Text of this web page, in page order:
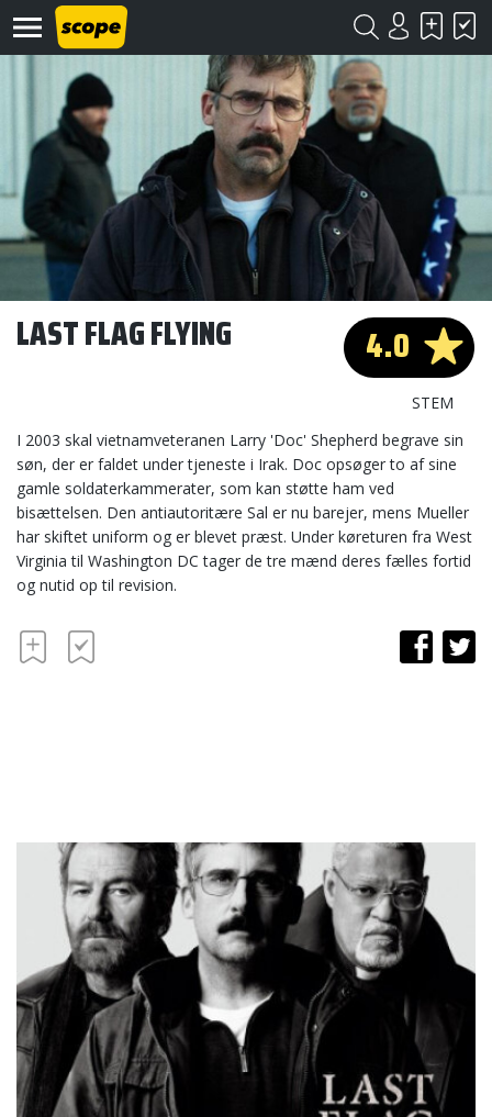
Scope
4.0
STEM
LAST FLAG FLYING
I 2003 skal vietnamveteranen Larry 'Doc' Shepherd begrave sin
søn, der er faldet under tjeneste i Irak. Doc opsøger to af sine
gamle soldaterkammerater, som kan støtte ham ved
bisættelsen. Den antiautoritære Sal er nu barejer, mens Mueller
har skiftet uniform og er blevet præst. Under køreturen fra West
Virginia til Washington DC tager de tre mænd deres fælles fortid
og nutid op til revision.